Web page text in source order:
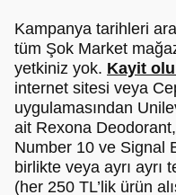
Kampanya tarihleri
tüm Şok Market
yetkiniz yok. Kayit
internet sitesi veya
uygulamasından
ait Rexona
Number 10 ve Signal
birlikte veya ayrı ayrı
(her 250 TL’lik ürün